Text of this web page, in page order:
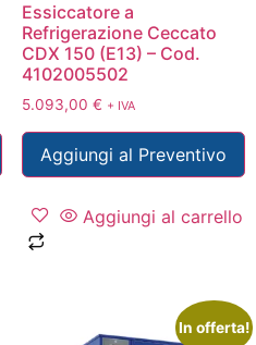
Essiccatore a
Refrigerazione Ceccato
CDX 150 (E13) – Cod.
4102005502
5.093,00 € + IVA
Aggiungi al Preventivo
Aggiungi al carrello
In offerta!